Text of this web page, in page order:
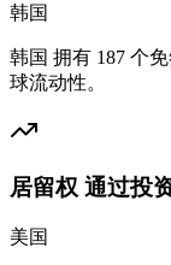
韩国
韩国 拥有 187 个
球流动性。
居留权 通过投
美国